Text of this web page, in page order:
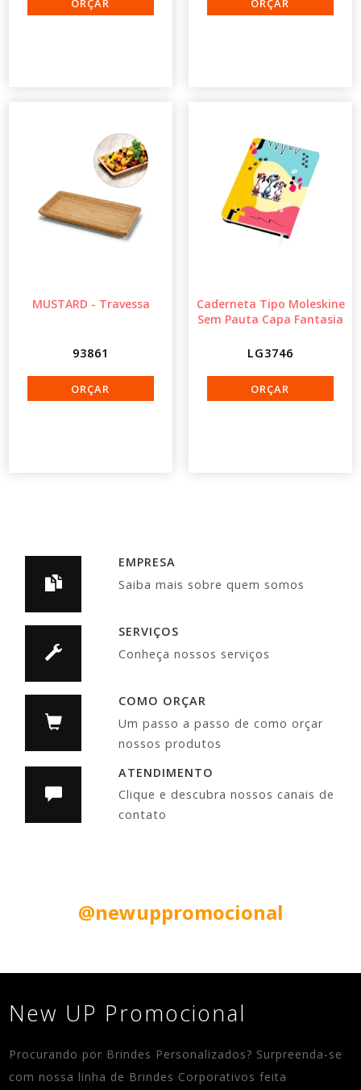
MUSTARD - Travessa
93861
Caderneta Tipo Moleskine
Sem Pauta Capa Fantasia
LG3746
EMPRESA
Saiba mais sobre quem somos
SERVIÇOS
Conheça nossos serviços
COMO ORÇAR
Um passo a passo de como orçar
nossos produtos
ATENDIMENTO
Clique e descubra nossos canais de
contato
@newuppromocional
New UP Promocional
Procurando por Brindes Personalizados? Surpreenda-se
com nossa linha de Brindes Corporativos feita